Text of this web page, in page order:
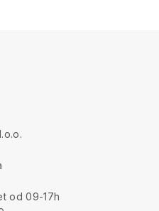
od 09-17h